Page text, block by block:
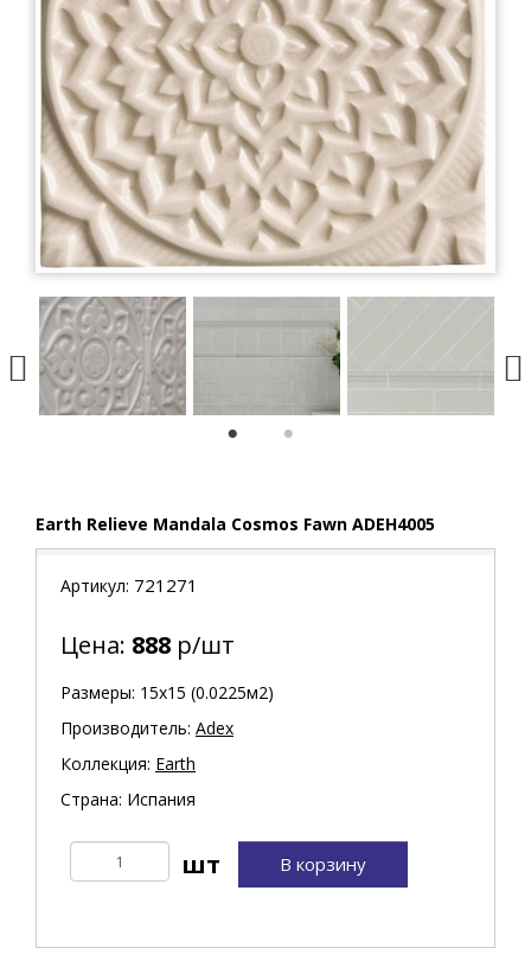
Earth Relieve Mandala Cosmos Fawn ADEH4005
Артикул: 721271
Цена: 888 р/шт
Размеры: 15х15 (0.0225м2)
Производитель: Adex
Коллекция: Earth
Страна: Испания
В корзину